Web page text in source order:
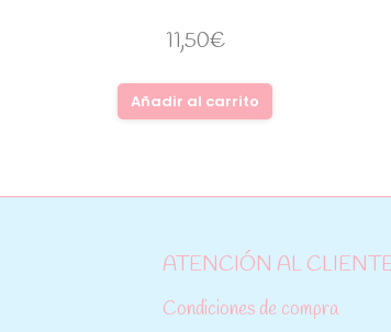
11,50€
Añadir al carrito
ATENCIÓN AL
Condiciones de compra